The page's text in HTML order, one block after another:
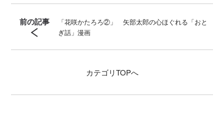
前の記事
「花咲かたろろ②」 矢部太郎の心ほぐれる「おと
ぎ話」漫画
カテゴリTOPへ